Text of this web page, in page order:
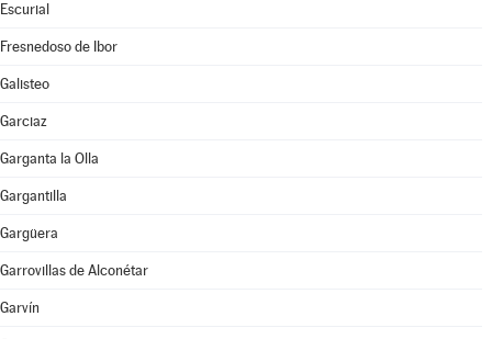
Escurial
Fresnedoso de Ibor
Galisteo
Garciaz
Garganta la Olla
Gargantilla
Gargüera
Garrovillas de Alconétar
Garvín